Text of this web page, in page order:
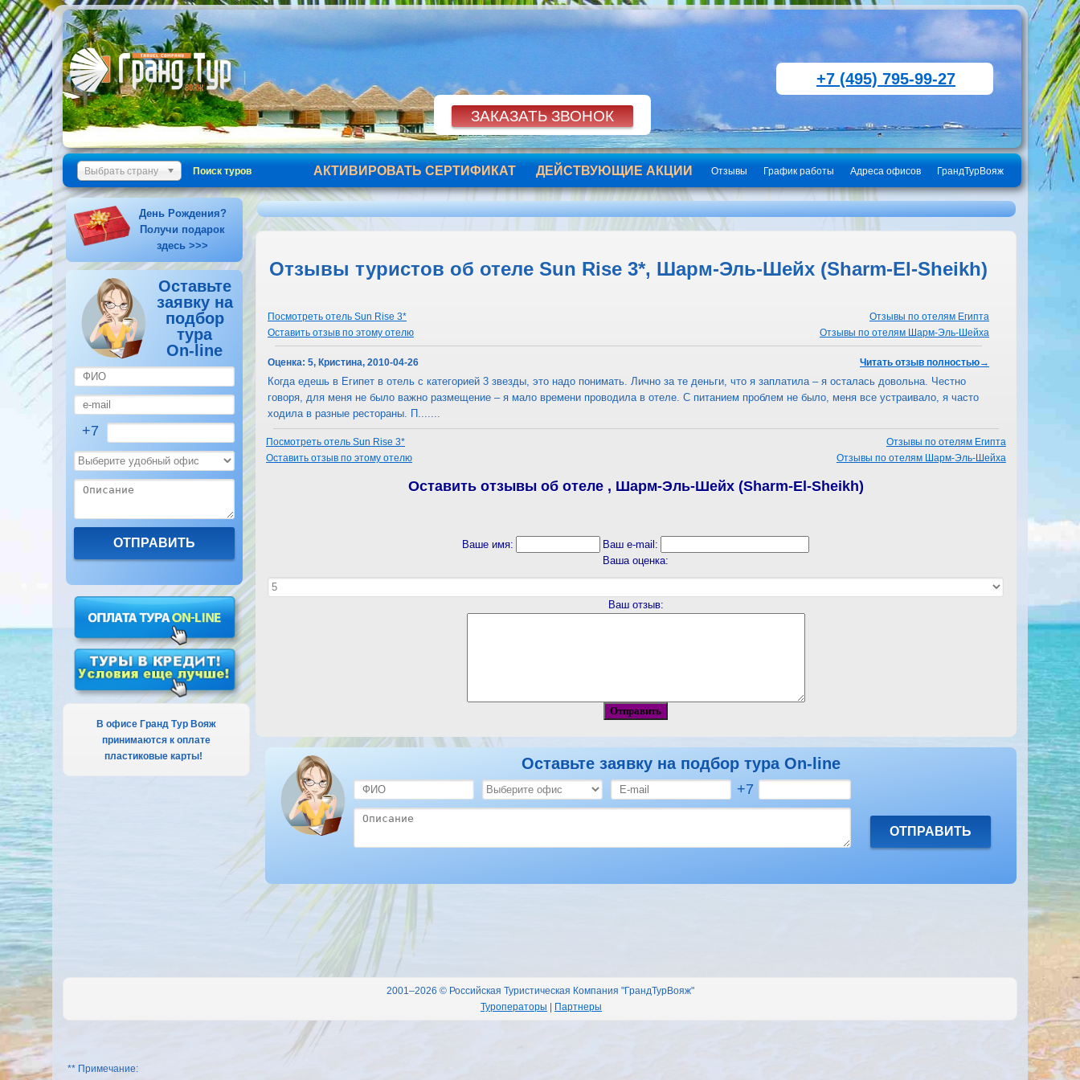
+7 (495) 795-99-27
Выбрать страну Поиск туров ГрандТурВояж
Адреса офисов
График работы
Отзывы
ДЕЙСТВУЮЩИЕ АКЦИИ
АКТИВИРОВАТЬ СЕРТИФИКАТ
День Рождения?
Получи подарок
здесь >>>
Оставьте
заявку на
подбор
тура
On-line
+7
В офисе Гранд Тур Вояж
принимаются к оплате
пластиковые карты!
Отзывы туристов об отеле Sun Rise 3*, Шарм-Эль-Шейх (Sharm-El-Sheikh)
Посмотреть отель Sun Rise 3*
Отзывы по отелям Египта
Оставить отзыв по этому отелю
Отзывы по отелям Шарм-Эль-Шейха
Оценка: 5, Кристина, 2010-04-26 Читать отзыв полностью→
Когда едешь в Египет в отель с категорией 3 звезды, это надо понимать. Лично за те деньги, что я заплатила – я осталась довольна. Честно
говоря, для меня не было важно размещение – я мало времени проводила в отеле. С питанием проблем не было, меня все устраивало, я часто
ходила в разные рестораны. П.......
Посмотреть отель Sun Rise 3*
Отзывы по отелям Египта
Отзывы по отелям Шарм-Эль-Шейха
Оставить отзыв по этому отелю
Оставить отзывы об отеле , Шарм-Эль-Шейх (Sharm-El-Sheikh)
Ваше имя:
Ваш e-mail:
Ваша оценка:
Ваш отзыв:
Оставьте заявку на подбор тура On-line
+7
2001–2026 © Российская Туристическая Компания "ГрандТурВояж"
Туроператоры
Партнеры
** Примечание: